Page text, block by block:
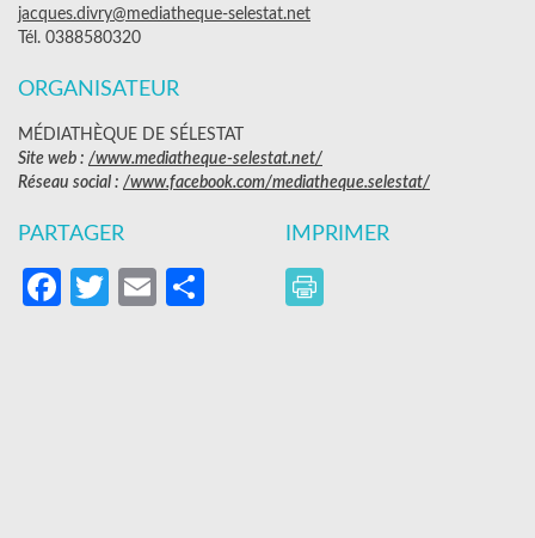
jacques.divry@mediatheque-selestat.net
Tél. 0388580320
ORGANISATEUR
MÉDIATHÈQUE DE SÉLESTAT
Site web : /www.mediatheque-selestat.net/
Réseau social : /www.facebook.com/mediatheque.selestat/
PARTAGER
Facebook
Twitter
EmailPartager
IMPRIMER